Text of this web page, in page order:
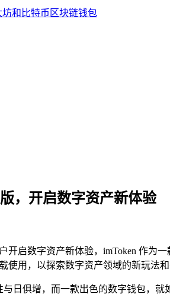
，开启数字资产新体验
启数字资产新体验，imToken 作为
用，以探索数字资产领域的新玩法和
日俱增，而一款出色的数字钱包，